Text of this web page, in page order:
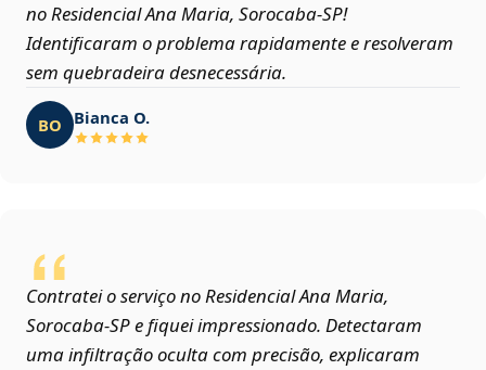
no Residencial Ana Maria, Sorocaba‑SP!
Identificaram o problema rapidamente e resolveram
sem quebradeira desnecessária.
BO Bianca O.
Contratei o serviço no Residencial Ana Maria,
Sorocaba‑SP e fiquei impressionado. Detectaram
uma infiltração oculta com precisão, explicaram